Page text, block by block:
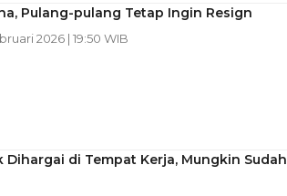
Pulang-pulang Tetap Ingin Resign
2026 | 19:50 WIB
Dihargai di Tempat Kerja, Mungkin Sudah